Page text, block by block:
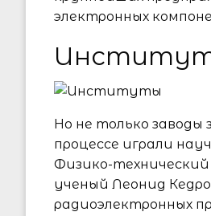
электронных
Но не только
процессе играли
Физико-
ученый Леонид
радиоэлектронных